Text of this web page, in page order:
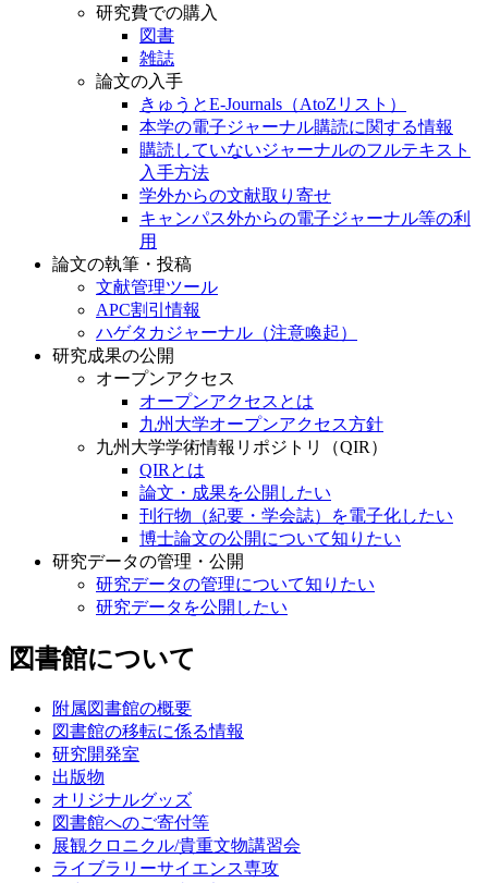
研究費での購入
図書
雑誌
論文の入手
きゅうとE-Journals（AtoZリスト）
本学の電子ジャーナル購読に関する情報
購読していないジャーナルのフルテキスト
入手方法
学外からの文献取り寄せ
キャンパス外からの電子ジャーナル等の利
用
論文の執筆・投稿
文献管理ツール
APC割引情報
ハゲタカジャーナル（注意喚起）
研究成果の公開
オープンアクセス
オープンアクセスとは
九州大学オープンアクセス方針
九州大学学術情報リポジトリ（QIR）
QIRとは
論文・成果を公開したい
刊行物（紀要・学会誌）を電子化したい
博士論文の公開について知りたい
研究データの管理・公開
研究データの管理について知りたい
研究データを公開したい
図書館について
附属図書館の概要
図書館の移転に係る情報
研究開発室
出版物
オリジナルグッズ
図書館へのご寄付等
展観クロニクル/貴重文物講習会
ライブラリーサイエンス専攻